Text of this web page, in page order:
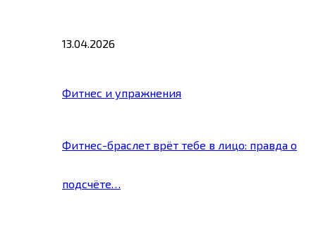
13.04.2026
Фитнес и упражнения
Фитнес-браслет врёт тебе в лицо: правда о
подсчёте…